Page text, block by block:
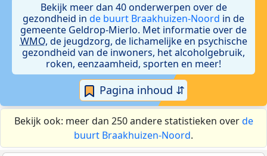
Bekijk meer dan 40 onderwerpen over de
gezondheid in de buurt Braakhuizen-Noord in de
gemeente Geldrop-Mierlo. Met informatie over de
WMO, de jeugdzorg, de lichamelijke en psychische
gezondheid van de inwoners, het alcoholgebruik,
roken, eenzaamheid, sporten en meer!
Pagina inhoud ⇵
Bekijk ook: meer dan 250 andere statistieken overde
buurt Braakhuizen-Noord.